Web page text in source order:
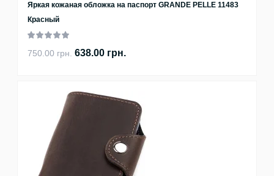
Яркая кожаная обложка на паспорт GRANDE PELLE 11483
Красный
750.00 грн. 638.00 грн.